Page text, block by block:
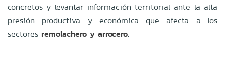
concretos y levantar información territorial ante la alta
presión productiva y económica que afecta a los
sectores remolachero y arrocero.